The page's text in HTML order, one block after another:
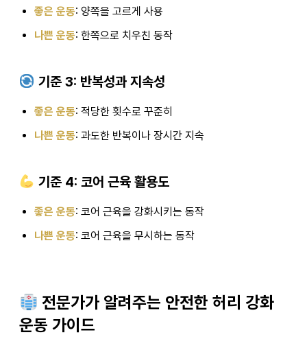
좋은 운동: 양쪽을 고르게 사용
나쁜 운동: 한쪽으로 치우친 동작
기준 3: 반복성과 지속성
좋은 운동: 적당한 횟수로 꾸준히
나쁜 운동: 과도한 반복이나 장시간 지속
기준 4: 코어 근육 활용도
좋은 운동: 코어 근육을 강화시키는 동작
나쁜 운동: 코어 근육을 무시하는 동작
전문가가 알려주는 안전한 허리 강화
운동 가이드